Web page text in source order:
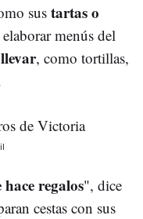
sus tartas o
menús del
, como tortillas,
regalos", dice
cestas con sus